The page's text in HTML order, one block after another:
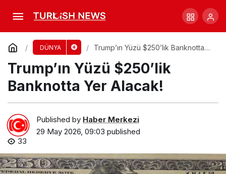
DÜNYA
Trump’ın Yüzü $250’lik Banknotta
Trump’ın Yüzü $250’lik
Banknotta Yer Alacak!
Published by Haber Merkezi
29 May 2026, 09:03 published
33
Taylor Swift Konseri Saldırı Planı: 15 Yıl
Hapis!
Comment Share